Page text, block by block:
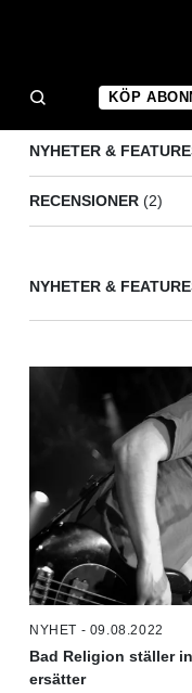
KÖP
NYHETER &
RECENSIONER (2)
NYHETER &
NYHET - 09.08.2022
Bad Religion ställer
ersätter